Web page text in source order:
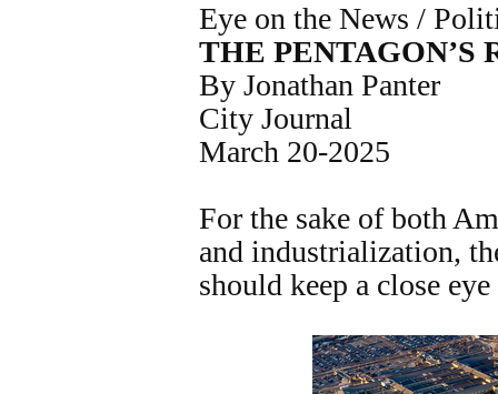
Eye on the News /
THE PENTAGON’S
By Jonathan Panter
City Journal
March 20-2025
For the sake of both
and industrialization,
should keep a close